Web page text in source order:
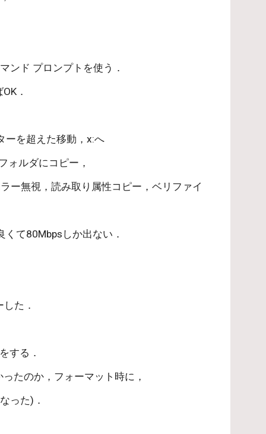
ンド プロンプトを使う．
．
ーを超えた移動，x:へ
ォルダにコピー，
レクトリとその中身もコピー，エラー無視，読み取り属性コピー，ベリファイ
くて80Mbpsしか出ない．
た．
する．
たのか，フォーマット時に，
った)．